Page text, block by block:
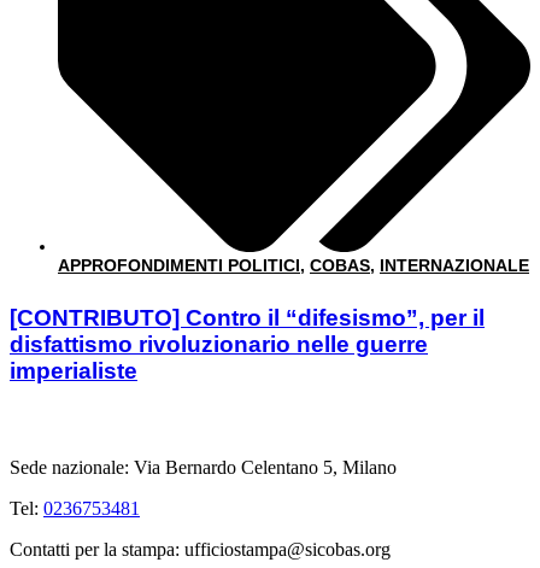
APPROFONDIMENTI POLITICI, COBAS, INTERNAZIONALE
[CONTRIBUTO] Contro il “difesismo”, per il
disfattismo rivoluzionario nelle guerre
imperialiste
Sede nazionale: Via Bernardo Celentano 5, Milano
Tel: 0236753481
Contatti per la stampa: ufficiostampa@sicobas.org